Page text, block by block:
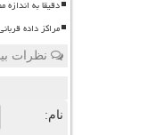
دقیقا به
مراکز داده
نظرات
نام: